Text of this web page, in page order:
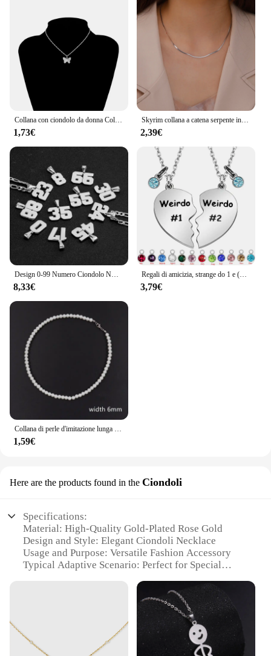
1,73€
Skyrim collana a catena serpente in acciaio inossidabile per donna uomo colore oro girocollo a spina di pesce catene 2024 gioielli di tendenza regalo caldo
2,39€
8,33€
Regali di amicizia, strange do 1 e (do 2 due divisi con ciondoli Birthstone collane con ciondolo a cuore, regalo di compleanno BFF per il migliore amico
3,79€
1,59€
Here are the products found in the Ciondoli
Specifications:
Material: High-Quality Gold-Plated Rose Gold
Design and Style: Elegant Ciondoli Necklace
Usage and Purpose: Versatile Fashion Accessory
Typical Adaptive Scenario: Perfect for Special
Shape or Size or Weight or Quantity: Available in
Performance and Property: Durable and
Features: